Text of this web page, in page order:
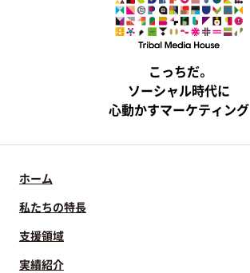
こっちだ。
ソーシャル時代に
心動かすマーケティング
ホーム
私たちの特長
支援領域
実績紹介